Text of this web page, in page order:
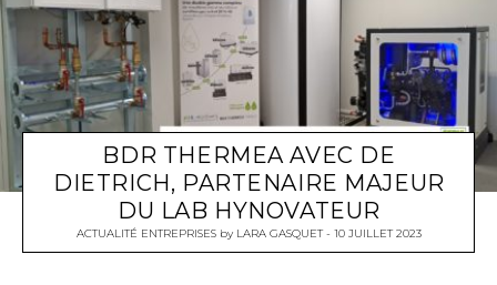
BDR THERMEA AVEC DE
DIETRICH, PARTENAIRE MAJEUR
DU LAB HYNOVATEUR
ACTUALITÉ ENTREPRISES by LARA GASQUET 10 JUILLET 2023